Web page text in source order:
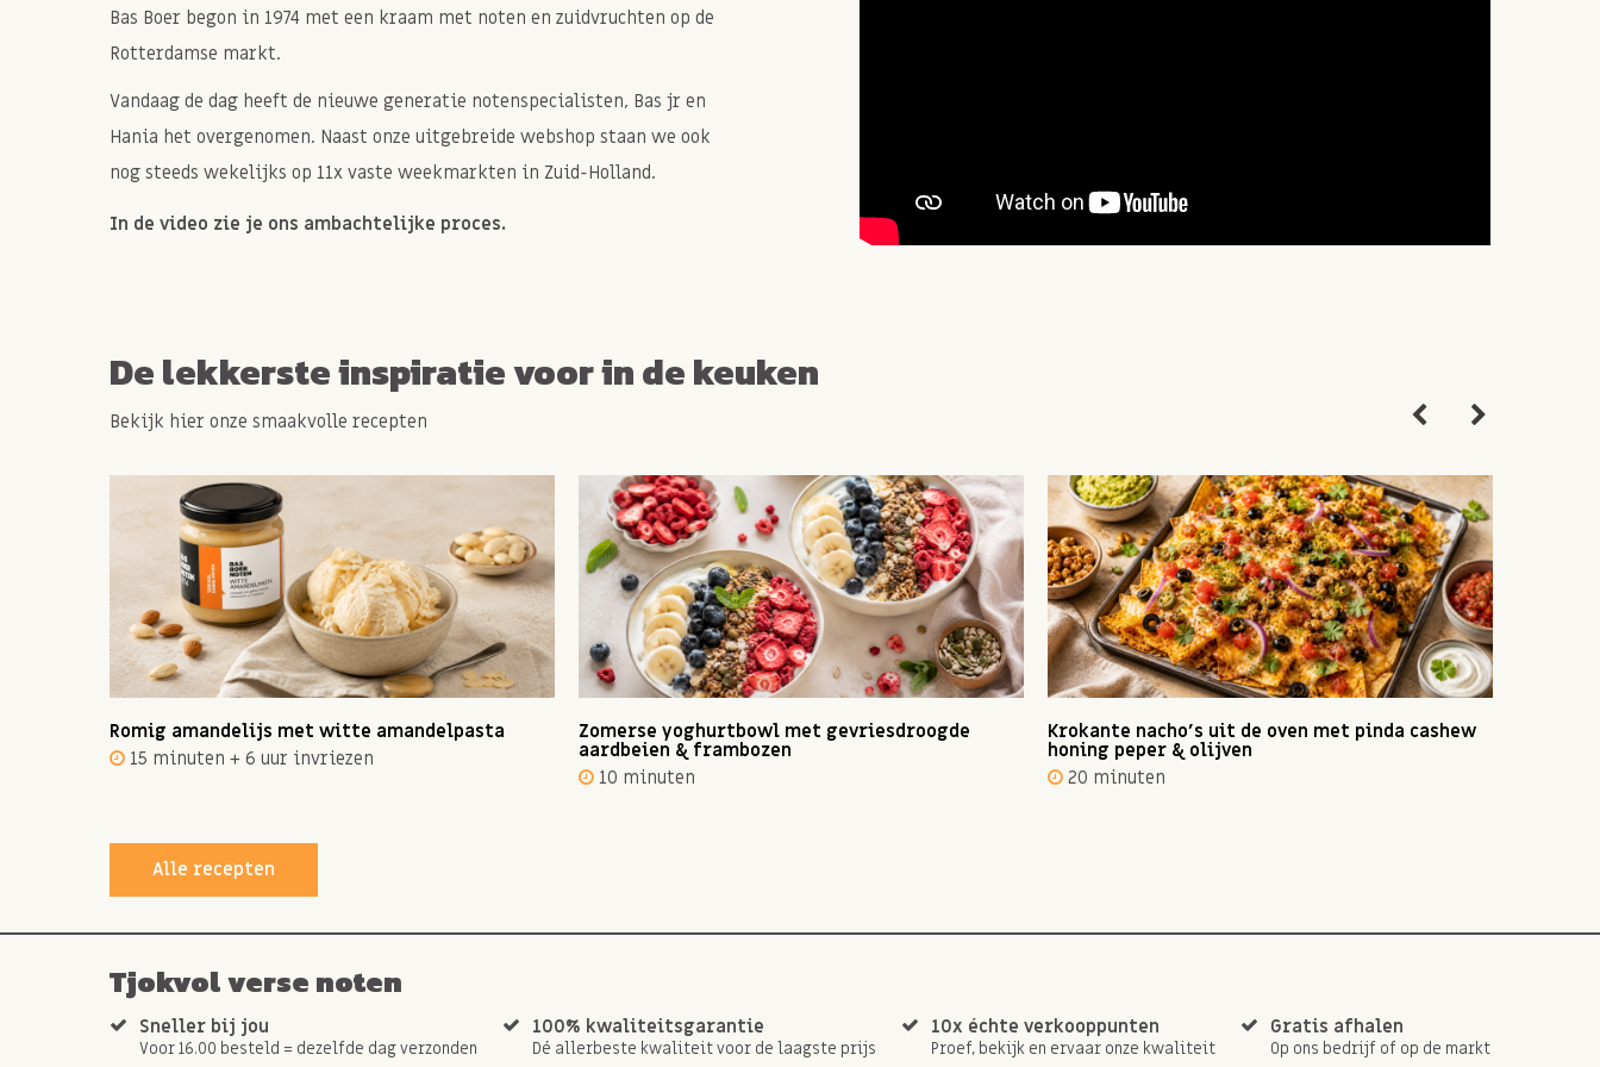
Bas Boer begon in 1974 met een kraam met noten en zuidvruchten op de
Rotterdamse markt.
Vandaag de dag heeft de nieuwe generatie notenspecialisten, Bas jr en
Hania het overgenomen. Naast onze uitgebreide webshop staan we ook
nog steeds wekelijks op 11x vaste weekmarkten in Zuid-Holland.
In de video zie je ons ambachtelijke proces.
De lekkerste inspiratie voor in de keuken
Bekijk hier onze smaakvolle recepten
Romig amandelijs met witte amandelpasta
15 minuten + 6 uur invriezen
Zomerse yoghurtbowl met gevriesdroogde
aardbeien & frambozen
10 minuten
Krokante nacho's uit de oven met pinda cashew
honing peper & olijven
20 minuten
Alle recepten
Tjokvol verse noten
Sneller bij jou
Voor 16.00 besteld = dezelfde dag verzonden
100% kwaliteitsgarantie
Dé allerbeste kwaliteit voor de laagste prijs
10x échte verkooppunten
Proef, bekijk en ervaar onze kwaliteit
Gratis afhalen
Op ons bedrijf of op de markt